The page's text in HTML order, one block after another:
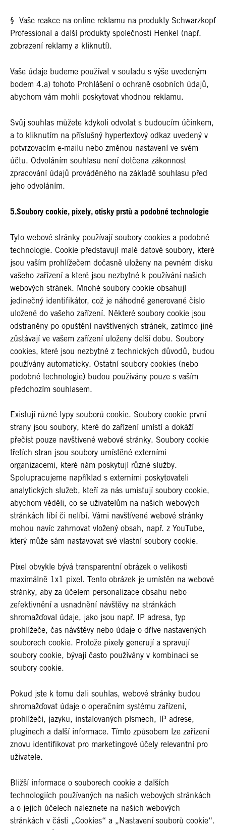
§ Vaše reakce na online reklamu na produkty Schwarzkopf
Professional a další produkty společnosti Henkel (např.
zobrazení reklamy a kliknutí).
Vaše údaje budeme používat v souladu s výše uvedeným
bodem 4.a) tohoto Prohlášení o ochraně osobních údajů,
abychom vám mohli poskytovat vhodnou reklamu.
Svůj souhlas můžete kdykoli odvolat s budoucím účinkem,
a to kliknutím na příslušný hypertextový odkaz uvedený v
potvrzovacím e-mailu nebo změnou nastavení ve svém
účtu. Odvoláním souhlasu není dotčena zákonnost
zpracování údajů prováděného na základě souhlasu před
jeho odvoláním.
5.Soubory cookie, pixely, otisky prstů a podobné technologie
Tyto webové stránky používají soubory cookies a podobné
technologie. Cookie představují malé datové soubory, které
jsou vaším prohlížečem dočasně uloženy na pevném disku
vašeho zařízení a které jsou nezbytné k používání našich
webových stránek. Mnohé soubory cookie obsahují
jedinečný identifikátor, což je náhodně generované číslo
uložené do vašeho zařízení. Některé soubory cookie jsou
odstraněny po opuštění navštívených stránek, zatímco jiné
zůstávají ve vašem zařízení uloženy delší dobu. Soubory
cookies, které jsou nezbytné z technických důvodů, budou
používány automaticky. Ostatní soubory cookies (nebo
podobné technologie) budou používány pouze s vaším
předchozím souhlasem.
Existují různé typy souborů cookie. Soubory cookie první
strany jsou soubory, které do zařízení umístí a dokáží
přečíst pouze navštívené webové stránky. Soubory cookie
třetích stran jsou soubory umístěné externími
organizacemi, které nám poskytují různé služby.
Spolupracujeme například s externími poskytovateli
analytických služeb, kteří za nás umisťují soubory cookie,
abychom věděli, co se uživatelům na našich webových
stránkách líbí či nelíbí. Vámi navštívené webové stránky
mohou navíc zahrnovat vložený obsah, např. z YouTube,
který může sám nastavovat své vlastní soubory cookie.
Pixel obvykle bývá transparentní obrázek o velikosti
maximálně 1x1 pixel. Tento obrázek je umístěn na webové
stránky, aby za účelem personalizace obsahu nebo
zefektivnění a usnadnění návštěvy na stránkách
shromažďoval údaje, jako jsou např. IP adresa, typ
prohlížeče, čas návštěvy nebo údaje o dříve nastavených
souborech cookie. Protože pixely generují a spravují
soubory cookie, bývají často používány v kombinaci se
soubory cookie.
Pokud jste k tomu dali souhlas, webové stránky budou
shromažďovat údaje o operačním systému zařízení,
prohlížeči, jazyku, instalovaných písmech, IP adrese,
pluginech a další informace. Tímto způsobem lze zařízení
znovu identifikovat pro marketingové účely relevantní pro
uživatele.
Bližší informace o souborech cookie a dalších
technologiích používaných na našich webových stránkách
a o jejich účelech naleznete na našich webových
stránkách v části „Cookies“ a „Nastavení souborů cookie“.